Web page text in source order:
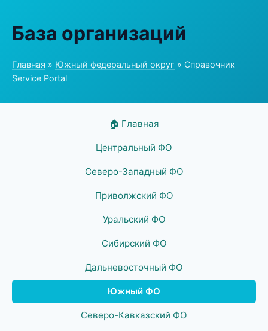
База организаций
Главная » Южный федеральный округ » Справочник
Service Portal
🏠 Главная
Центральный ФО
Северо-Западный ФО
Приволжский ФО
Уральский ФО
Сибирский ФО
Дальневосточный ФО
Южный ФО
Северо-Кавказский ФО